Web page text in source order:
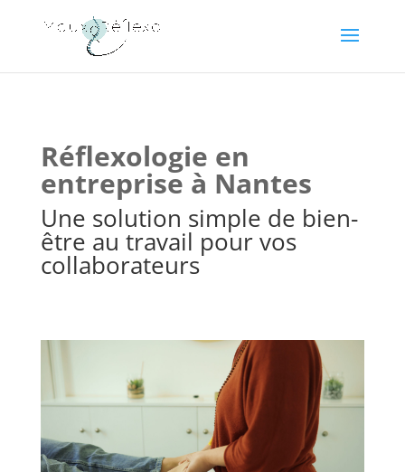
Réflexologie en
entreprise à Nantes
Une solution simple de bien-
être au travail pour vos
collaborateurs